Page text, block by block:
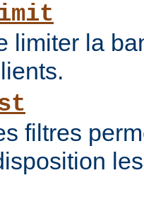
limiter la
filtres